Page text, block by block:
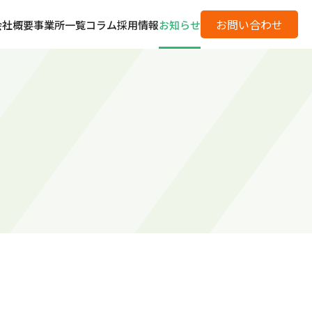
概要事業所一覧コラム採用情報お知らせ お問い合わせ